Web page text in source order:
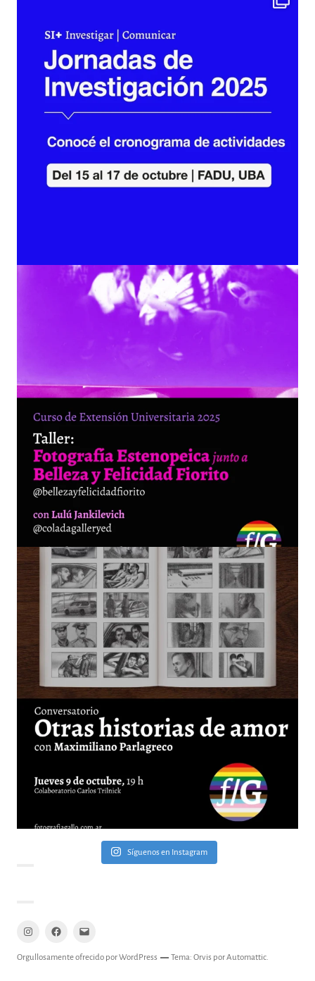
Síguenos en Instagram
InstagramFacebook
Mail
Orgullosamente ofrecido por WordPress Tema: Orvis porAutomattic.